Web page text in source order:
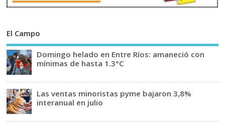
El Campo
Domingo helado en Entre Ríos: amaneció con
mínimas de hasta 1.3°C
Las ventas minoristas pyme bajaron 3,8%
interanual en julio